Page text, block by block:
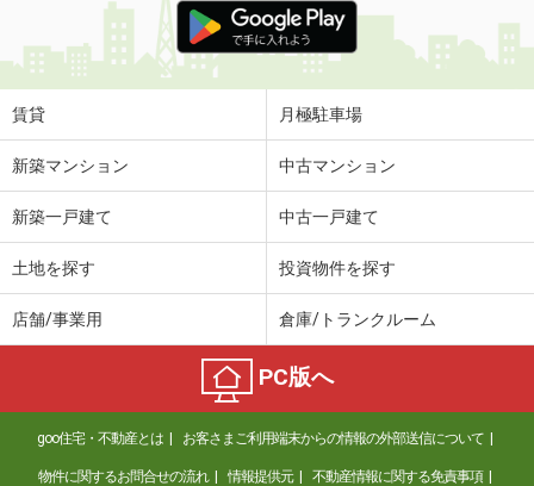
賃貸 月極駐車場
新築マンション 中古マンション
新築一戸建て 中古一戸建て
土地を探す 投資物件を探す
店舗/事業用 倉庫/トランクルーム
PC版へ
goo住宅・不動産とは お客さまご利用端末からの情報の外部送信について
物件に関するお問合せの流れ 情報提供元 不動産情報に関する免責事項